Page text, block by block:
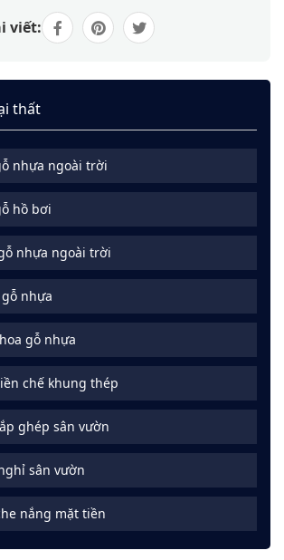
viết:
thất
nhựa ngoài trời
hồ bơi
nhựa ngoài trời
nhựa
gỗ nhựa
chế khung thép
ghép sân vườn
sân vườn
nắng mặt tiền